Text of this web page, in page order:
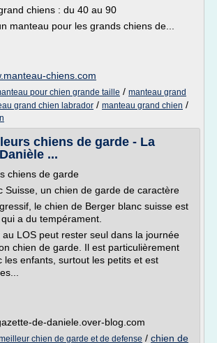
chiens : du 40 au 90
manteau pour les grands chiens de...
chiens.com
pour chien grande taille / manteau grand
grand chien labrador / manteau grand chien /
chiens de garde - La
...
chiens de garde
Suisse, un chien de garde de caractère
le chien de Berger blanc suisse est
a du tempérament.
LOS peut rester seul dans la journée
chien de garde. Il est particulièrement
les enfants, surtout les petits et est
de-daniele.over-blog.com
chien de garde et de defense / chien de